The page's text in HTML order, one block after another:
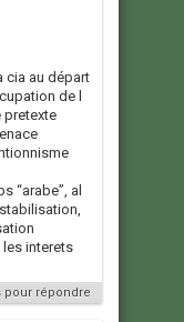
cia au départ
de l
pretexte
“arabe”, al
interets
pour répondre